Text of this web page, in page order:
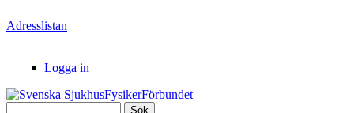
Adresslistan
Logga in